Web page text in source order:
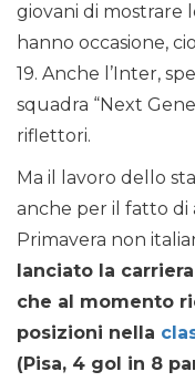
giovani di mostrare
hanno occasione,
19. Anche l’Inter,
squadra “Next
riflettori.
Ma il lavoro dello
anche per il fatto di
Primavera non
lanciato la
che al momento
posizioni nella
(Pisa, 4 gol in 8